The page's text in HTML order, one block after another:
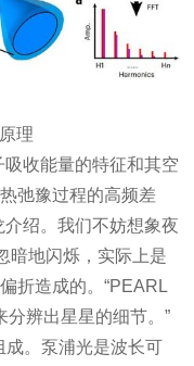
理
收能量的特征和其空
弛豫过程的高频差
绍。我们不妨想象夜
暗地闪烁，实际上是
折造成的。“PEARL
分辨出星星的细节。”
成。泵浦光是波长可